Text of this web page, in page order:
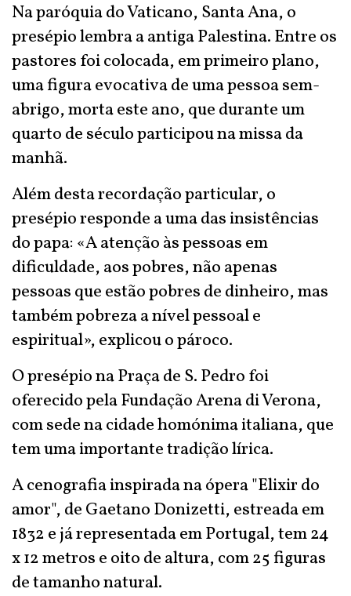
Na paróquia do Vaticano, Santa Ana, o
presépio lembra a antiga Palestina. Entre os
pastores foi colocada, em primeiro plano,
uma figura evocativa de uma pessoa sem-
abrigo, morta este ano, que durante um
quarto de século participou na missa da
manhã.
Além desta recordação particular, o
presépio responde a uma das insistências
do papa: «A atenção às pessoas em
dificuldade, aos pobres, não apenas
pessoas que estão pobres de dinheiro, mas
também pobreza a nível pessoal e
espiritual», explicou o pároco.
O presépio na Praça de S. Pedro foi
oferecido pela Fundação Arena di Verona,
com sede na cidade homónima italiana, que
tem uma importante tradição lírica.
A cenografia inspirada na ópera "Elixir do
amor", de Gaetano Donizetti, estreada em
1832 e já representada em Portugal, tem 24
x 12 metros e oito de altura, com 25 figuras
de tamanho natural.